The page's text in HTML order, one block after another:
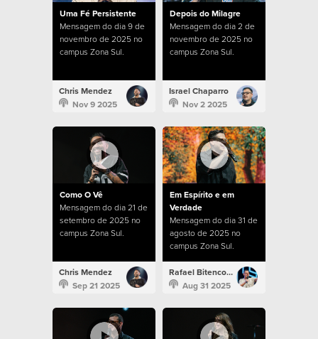
Uma Fé Persistente
Mensagem do dia 9 de
novembro de 2025 no
campus Zona Sul.
Chris Mendez
Nov 9 2025
Depois do Milagre
Mensagem do dia 2 de
novembro de 2025 no
campus Zona Sul.
Israel Chaparro
Nov 2 2025
Como O Vê
Mensagem do dia 21 de
setembro de 2025 no
campus Zona Sul.
Chris Mendez
Sep 21 2025
Em Espírito e em
Verdade
Mensagem do dia 31 de
agosto de 2025 no
campus Zona Sul.
Rafael Bitencourt
Aug 31 2025